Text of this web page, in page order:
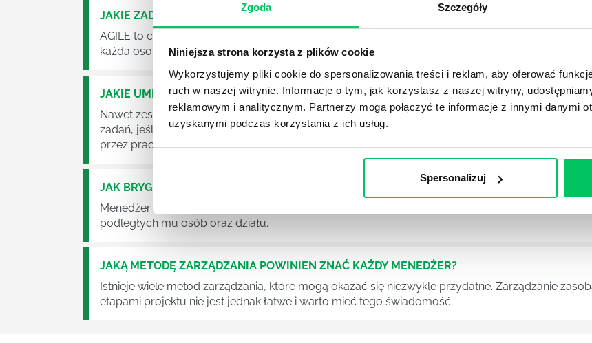
Zgoda Szczegóły
Niniejsza strona korzysta z plików cookie
Wykorzystujemy pliki cookie do spersonalizowania treści i reklam, aby oferować
ruch w naszej witrynie. Informacje o tym, jak korzystasz z naszej witryny,
reklamowym i analitycznym. Partnerzy mogą połączyć te informacje z innymi danymi
uzyskanymi podczas korzystania z ich usług.
Spersonalizuj
JAKIE ZADANIA MUSZĄ ZREALIZOWAĆ PRACOWNICY ZESPOŁU PROJEKTOWEGO?
AGILE to coraz popularniejsze w każdej większej (i mniejszej) firmie pojęcie związane z
każda osoba zatrudniona w takim miejscu choć raz się z nim spotkała.
JAKIE UMIEJĘTNOŚCI MENEDŻERSKIE POWINIEN MIEĆ BRYGADZISTA?
Nawet zespół złożony z doskonale wykształconych i kompetentnych pracowników nie będzie w
zadań, jeśli zabraknie w nim odpowiedniego kierownictwa. Zawsze niezbędna jest osoba
przez pracowników.
JAK BRYGADZISTA MOŻE ROZWINĄĆ SWOJE KOMPETENCJE MENEDŻERSKIE?
Menedżer to niezwykle ważne stanowisko w każdej firmie. Osoba je pełniąca jest w pełni
podległych mu osób oraz działu.
JAKĄ METODĘ ZARZĄDZANIA POWINIEN ZNAĆ KAŻDY MENEDŻER?
Istnieje wiele metod zarządzania, które mogą okazać się niezwykle przydatne. Zarządzanie
etapami projektu nie jest jednak łatwe i warto mieć tego świadomość.